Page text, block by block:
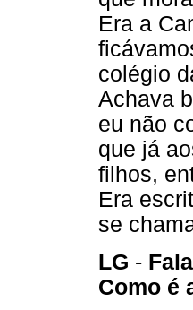
Era a
colégio
Achava
eu não
que já
filhos,
Era
se
LG -
Como é